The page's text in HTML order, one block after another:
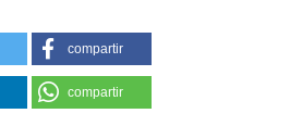
compartir
compartir